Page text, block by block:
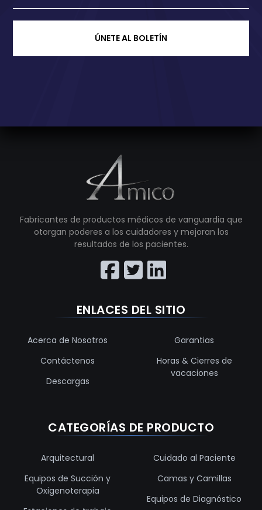
ÚNETE AL BOLETÍN
Fabricantes de productos médicos de vanguardia que
otorgan poderes a los cuidadores y mejoran los
resultados de los pacientes.
ENLACES DEL SITIO
Acerca de Nosotros
Contáctenos
Descargas
Garantias
Horas & Cierres de
vacaciones
CATEGORÍAS DE PRODUCTO
Arquitectural
Equipos de Succión y
Oxigenoterapia
Cuidado al Paciente
Camas y Camillas
Equipos de Diagnóstico